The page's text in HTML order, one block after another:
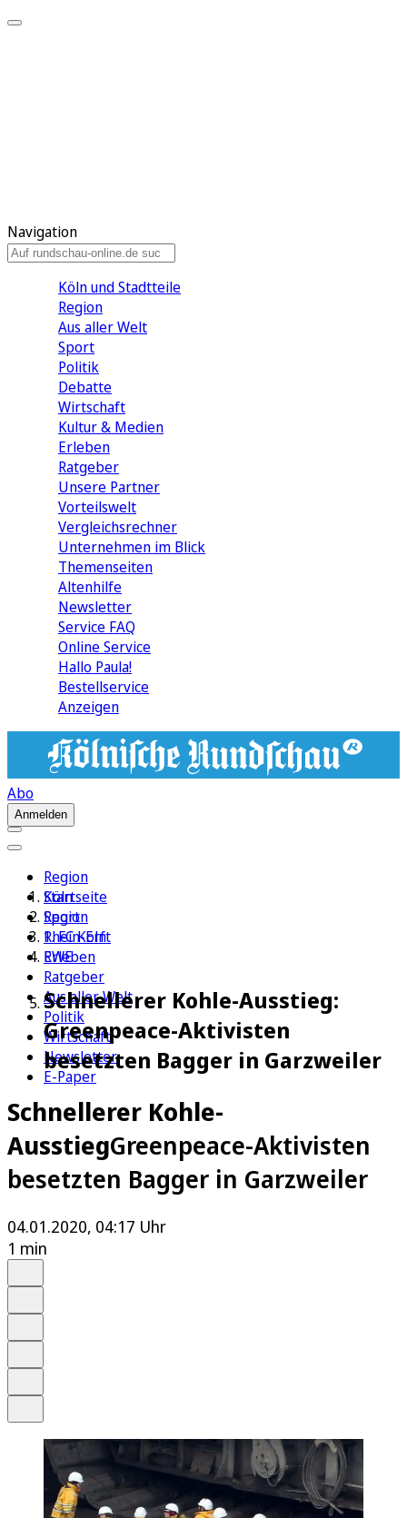
Navigation
Köln und Stadtteile
Region
Aus aller Welt
Sport
Politik
Debatte
Wirtschaft
Kultur & Medien
Erleben
Ratgeber
Unsere Partner
Vorteilswelt
Vergleichsrechner
Unternehmen im Blick
Themenseiten
Altenhilfe
Newsletter
Service FAQ
Online Service
Hallo Paula!
Bestellservice
Anzeigen
Abo
Anmelden
Region
Köln
Sport
1. FC Köln
Erleben
Ratgeber
Aus aller Welt
Politik
Wirtschaft
Newsletter
E-Paper
Startseite
Region
Rhein-Erft
RWE
Schnellerer Kohle-Ausstieg:
Greenpeace-Aktivisten
besetzten Bagger in Garzweiler
Schnellerer Kohle-
AusstiegGreenpeace-Aktivisten
besetzten Bagger in Garzweiler
04.01.2020, 04:17 Uhr
1 min